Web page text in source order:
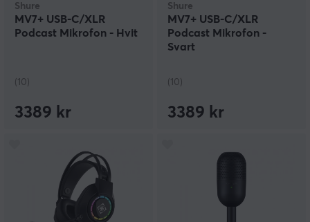
Shure
MV7+ USB-C/XLR
Podcast Mikrofon - Hvit
(10)
3389 kr
Shure
MV7+ USB-C/XLR
Podcast Mikrofon -
Svart
(10)
3389 kr